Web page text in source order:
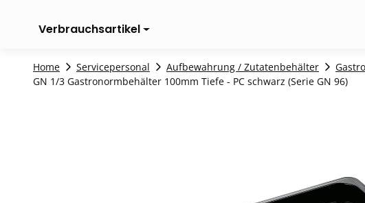
Verbrauchsartikel
Home Servicepersonal Aufbewahrung / Zutatenbehälter
GN 1/3 Gastronormbehälter 100mm Tiefe - PC schwarz (Serie GN 96)